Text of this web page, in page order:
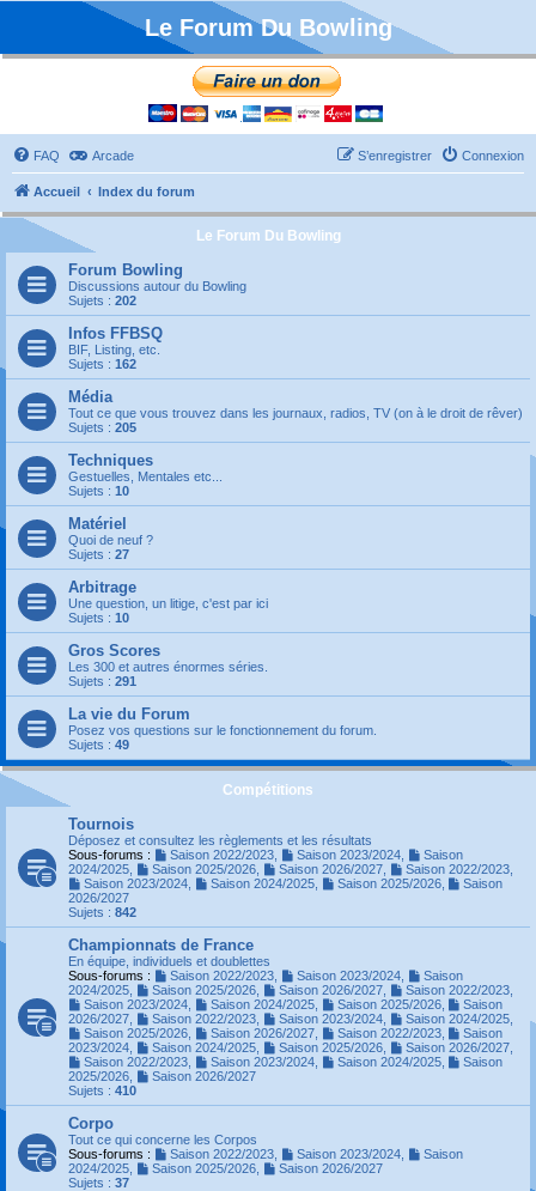
Le Forum Du Bowling
FAQ Arcade Connexion
S’enregistrer
Accueil Index du forum
Le Forum Du Bowling
Forum Bowling
Discussions autour du Bowling
Sujets : 202
Infos FFBSQ
BIF, Listing, etc.
Sujets : 162
Média
Tout ce que vous trouvez dans les journaux, radios, TV (on à le droit de rêver)
Sujets : 205
Techniques
Gestuelles, Mentales etc...
Sujets : 10
Matériel
Quoi de neuf ?
Sujets : 27
Arbitrage
Une question, un litige, c'est par ici
Sujets : 10
Gros Scores
Les 300 et autres énormes séries.
Sujets : 291
La vie du Forum
Posez vos questions sur le fonctionnement du forum.
Sujets : 49
Compétitions
Tournois
Déposez et consultez les règlements et les résultats
Sous-forums :
Saison 2022/2023, Saison 2023/2024,
Saison
2024/2025
Saison 2025/2026, Saison 2026/2027, Saison 2022/2023,
Saison 2023/2024, Saison 2024/2025, Saison 2025/2026,
Saison
2026/2027
Sujets : 842
Championnats de France
En équipe, individuels et doublettes
Sous-forums :
Saison 2022/2023, Saison 2023/2024,
Saison
2024/2025
Saison 2025/2026, Saison 2026/2027, Saison 2022/2023,
Saison 2023/2024, Saison 2024/2025, Saison 2025/2026,
Saison
2026/2027
Saison 2022/2023, Saison 2023/2024, Saison 2024/2025,
Saison 2025/2026, Saison 2026/2027, Saison 2022/2023,
Saison
2023/2024
Saison 2024/2025, Saison 2025/2026, Saison 2026/2027,
Saison 2022/2023, Saison 2023/2024, Saison 2024/2025,
Saison
2025/2026
Saison 2026/2027
Sujets : 410
Corpo
Tout ce qui concerne les Corpos
Sous-forums :
Saison 2022/2023, Saison 2023/2024,
Saison
2024/2025
Saison 2025/2026,
Saison 2026/2027
Sujets : 37